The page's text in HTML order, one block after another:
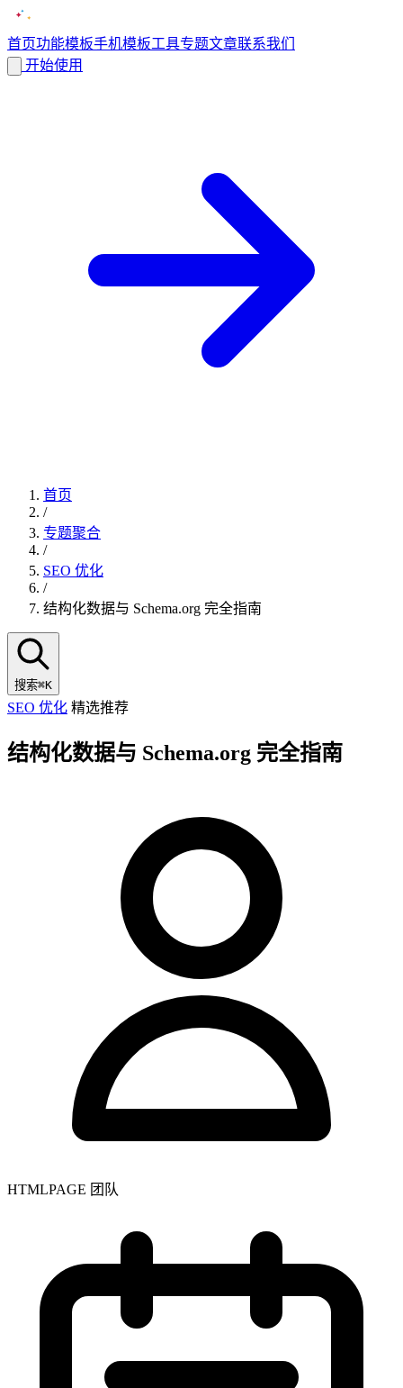
首页功能模板手机模板工具专题文章联系我们
开始使用
首页
/
专题聚合
/
SEO 优化
/
结构化数据与 Schema.org 完全指南
搜索⌘K
SEO 优化 精选推荐
结构化数据与 Schema.org 完全指南
HTMLPAGE 团队